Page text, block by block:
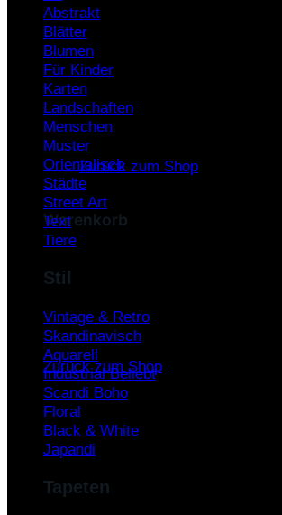
Warenkorb /
Es befinden sich keine
Zurück zum Shop
Warenkorb
Es befinden sich keine Produkte im
Zurück zum Shop
Abstrakt
Blätter
Blumen
Für Kinder
Karten
Landschaften
Menschen
Muster
Orientalisch
Städte
Street Art
Text
Tiere
Stil
Vintage & Retro
Skandinavisch
Aquarell
Industrial
Scandi Boho
Floral
Black & White
Japandi
Tapeten